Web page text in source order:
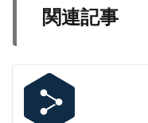
関連記事